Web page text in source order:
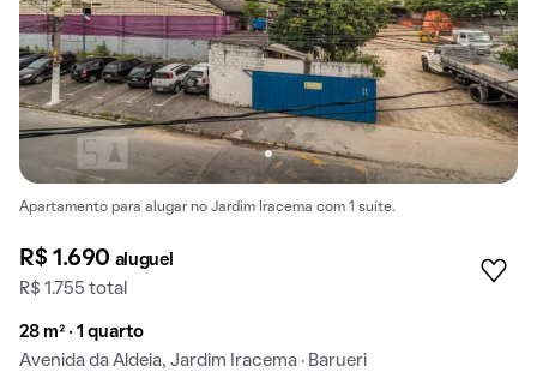
Apartamento para alugar no Jardim Iracema com 1 suíte.
R$ 1.690 aluguel
R$ 1.755 total
28 m² · 1 quarto
Avenida da Aldeia, Jardim Iracema · Barueri